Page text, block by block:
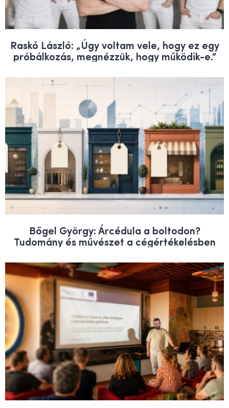
Raskó László: „Úgy voltam vele, hogy ez egy
próbálkozás, megnézzük, hogy működik-e.”
Bőgel György: Árcédula a boltodon?
Tudomány és művészet a cégértékelésben